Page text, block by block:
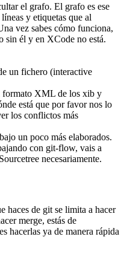
el grafo. El grafo es ese
y etiquetas que al
vez sabes cómo funciona,
sin él y en XCode no está.
un fichero (interactive
formato XML de los xib y
está que por favor nos lo
los conflictos más
un poco más elaborados.
con git-flow, vais a
necesariamente.
haces de git se limita a hacer
merge, estás de
hacerlas ya de manera rápida